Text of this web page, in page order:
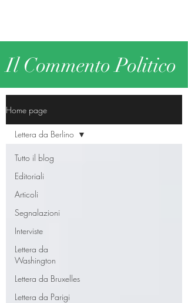
Il Commento Politico
Home page
Tutto il blog
Editoriali
Articoli
Segnalazioni
Interviste
Lettera da
Washington
Lettera da Bruxelles
Lettera da Parigi
Lettera da Berlino